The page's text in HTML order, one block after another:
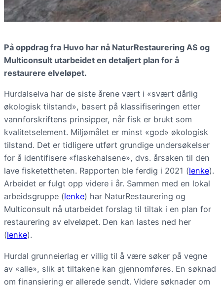
På oppdrag fra Huvo har nå NaturRestaurering AS og
Multiconsult utarbeidet en detaljert plan for å
restaurere elveløpet.
Hurdalselva har de siste årene vært i «svært dårlig
økologisk tilstand», basert på klassifiseringen etter
vannforskriftens prinsipper, når fisk er brukt som
kvalitetselement. Miljømålet er minst «god» økologisk
tilstand. Det er tidligere utført grundige undersøkelser
for å identifisere «flaskehalsene», dvs. årsaken til den
lave fisketettheten. Rapporten ble ferdig i 2021 (lenke).
Arbeidet er fulgt opp videre i år. Sammen med en lokal
arbeidsgruppe (lenke) har NaturRestaurering og
Multiconsult nå utarbeidet forslag til tiltak i en plan for
restaurering av elveløpet. Den kan lastes ned her
(lenke).
Hurdal grunneierlag er villig til å være søker på vegne
av «alle», slik at tiltakene kan gjennomføres. En søknad
om finansiering er allerede sendt. Videre søknader om